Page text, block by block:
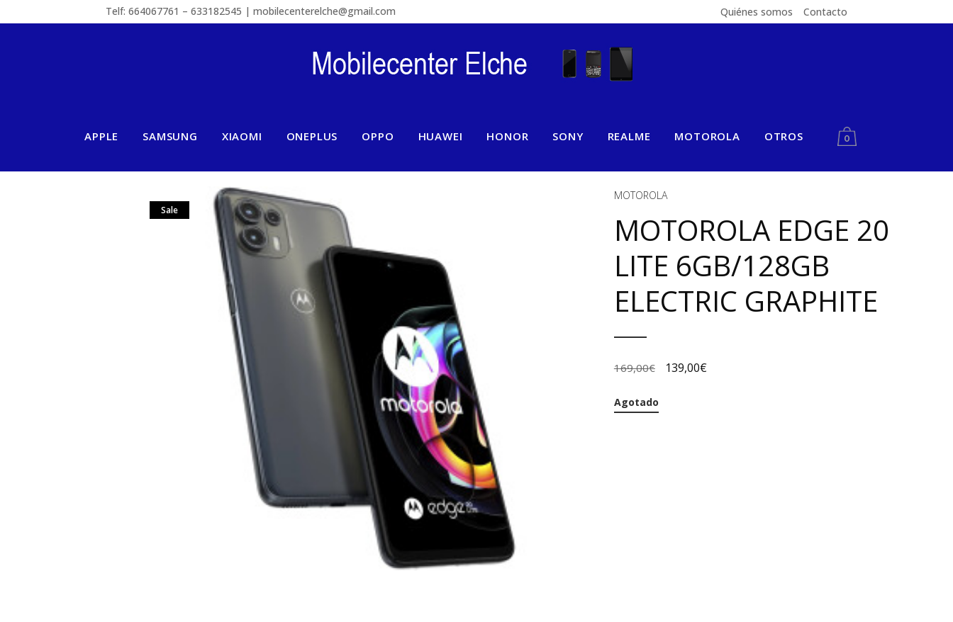
Telf: 664067761 – 633182545 | mobilecenterelche@gmail.com Quiénes somos Contacto
APPLE SAMSUNG XIAOMI ONEPLUS OPPO HUAWEI HONOR SONY REALME MOTOROLA OTROS 0
Sale
MOTOROLA
MOTOROLA EDGE 20
LITE 6GB/128GB
ELECTRIC GRAPHITE
169,00€ 139,00€
Agotado